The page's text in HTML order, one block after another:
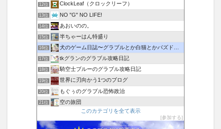
12位 ClockLeaf（クロックリーフ）
13位 NO "G" NO LIFE!
14位 あおいのの。
15位 半ちゃーはん特盛り
16位 犬のゲーム日誌〜グラブルとか白猫とかパズドラな日々〜
17位 tkグランのグラブル攻略日記
18位 騎空士ブルーのグラブル攻略日記
19位 世界に刃向かう1つのブログ
20位 もぐぅのグラブル恐怖政治
21位 空の旅団
どこでも土パマン！グラブル無課金勢の攻略ブログ
23位 グラブルしてたりしてなかったり
このカテゴリを全て表示
参加する